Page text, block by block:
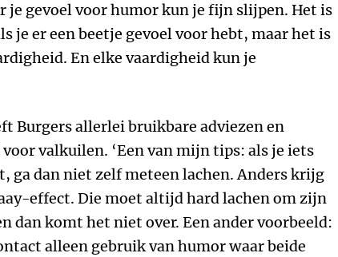
je gevoel voor humor kun je fijn slijpen. Het is
je er een beetje gevoel voor hebt, maar het is
En elke vaardigheid kun je
Burgers allerlei bruikbare adviezen en
valkuilen. ‘Een van mijn tips: als je iets
ga dan niet zelf meteen lachen. Anders krijg
effect. Die moet altijd hard lachen om zijn
dan komt het niet over. Een ander voorbeeld:
alleen gebruik van humor waar beide